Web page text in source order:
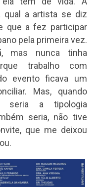
qual a artista se diz
que a fez participar
pela primeira vez.
mas nunca tinha
trabalho com
evento ficava um
Mas, quando
seria a tipologia
seria, não tive
que me deixou